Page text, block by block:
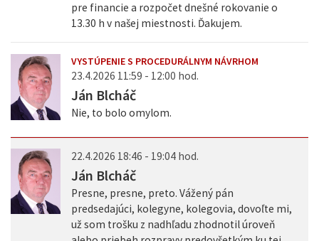
pre financie a rozpočet dnešné rokovanie o
13.30 h v našej miestnosti. Ďakujem.
VYSTÚPENIE S PROCEDURÁLNYM NÁVRHOM
23.4.2026 11:59 - 12:00 hod.
Ján Blcháč
Nie, to bolo omylom.
22.4.2026 18:46 - 19:04 hod.
Ján Blcháč
Presne, presne, preto. Vážený pán
predsedajúci, kolegyne, kolegovia, dovoľte mi,
už som trošku z nadhľadu zhodnotil úroveň